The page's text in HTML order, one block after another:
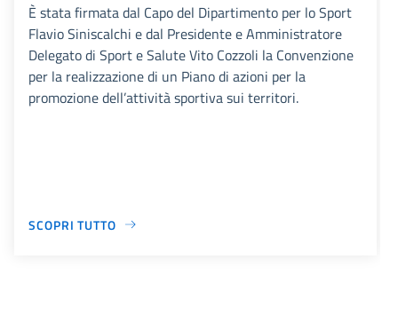
È stata firmata dal Capo del Dipartimento per lo Sport
Flavio Siniscalchi e dal Presidente e Amministratore
Delegato di Sport e Salute Vito Cozzoli la Convenzione
per la realizzazione di un Piano di azioni per la
promozione dell’attività sportiva sui territori.
SCOPRI TUTTO